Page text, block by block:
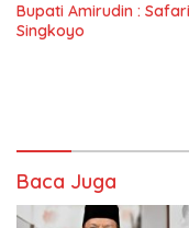
Bupati Amirudin :
Singkoyo
Baca Juga